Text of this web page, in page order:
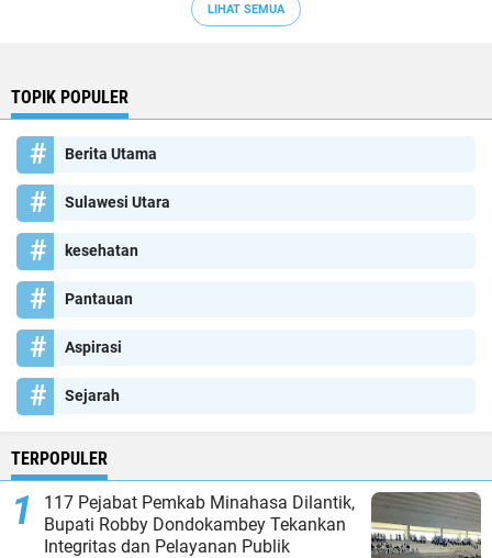
LIHAT SEMUA
TOPIK POPULER
Berita Utama
Sulawesi Utara
kesehatan
Pantauan
Aspirasi
Sejarah
TERPOPULER
117 Pejabat Pemkab Minahasa Dilantik,
Bupati Robby Dondokambey Tekankan
Integritas dan Pelayanan Publik